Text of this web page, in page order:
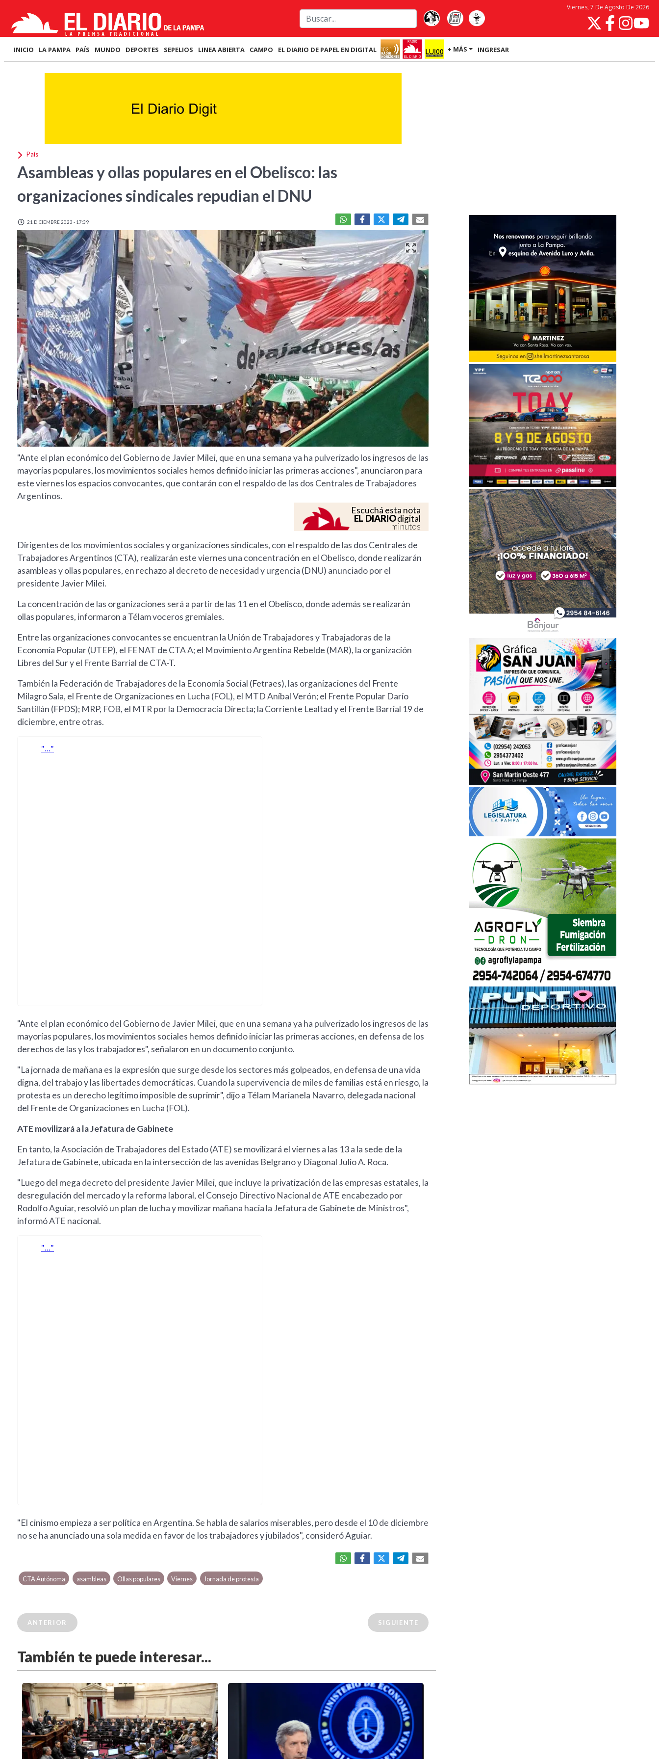
Viernes, 7 De Agosto De 2026
INICIO LA PAMPA PAÍS MUNDO DEPORTES SEPELIOS LINEA ABIERTA CAMPO EL DIARIO DE PAPEL EN DIGITAL + MÁS INGRESAR
País
Asambleas y ollas populares en el Obelisco: las
organizaciones sindicales repudian el DNU
21 DICIEMBRE 2023 - 17:39
"Ante el plan económico del Gobierno de Javier Milei, que en una semana ya ha pulverizado los ingresos de las
mayorías populares, los movimientos sociales hemos definido iniciar las primeras acciones", anunciaron para
este viernes los espacios convocantes, que contarán con el respaldo de las dos Centrales de Trabajadores
Argentinos.
Escuchá esta nota
EL DIARIOdigital
minutos
Dirigentes de los movimientos sociales y organizaciones sindicales, con el respaldo de las dos Centrales de
Trabajadores Argentinos (CTA), realizarán este viernes una concentración en el Obelisco, donde realizarán
asambleas y ollas populares, en rechazo al decreto de necesidad y urgencia (DNU) anunciado por el
presidente Javier Milei.
La concentración de las organizaciones será a partir de las 11 en el Obelisco, donde además se realizarán
ollas populares, informaron a Télam voceros gremiales.
Entre las organizaciones convocantes se encuentran la Unión de Trabajadores y Trabajadoras de la
Economía Popular (UTEP), el FENAT de CTA A; el Movimiento Argentina Rebelde (MAR), la organización
Libres del Sur y el Frente Barrial de CTA-T.
También la Federación de Trabajadores de la Economía Social (Fetraes), las organizaciones del Frente
Milagro Sala, el Frente de Organizaciones en Lucha (FOL), el MTD Aníbal Verón; el Frente Popular Darío
Santillán (FPDS); MRP, FOB, el MTR por la Democracia Directa; la Corriente Lealtad y el Frente Barrial 19 de
diciembre, entre otras.
"Ante el plan económico del Gobierno de Javier Milei, que en una semana ya ha pulverizado los ingresos de las
mayorías populares, los movimientos sociales hemos definido iniciar las primeras acciones, en defensa de los
derechos de las y los trabajadores", señalaron en un documento conjunto.
"La jornada de mañana es la expresión que surge desde los sectores más golpeados, en defensa de una vida
digna, del trabajo y las libertades democráticas. Cuando la supervivencia de miles de familias está en riesgo, la
protesta es un derecho legítimo imposible de suprimir", dijo a Télam Marianela Navarro, delegada nacional
del Frente de Organizaciones en Lucha (FOL).
ATE movilizará a la Jefatura de Gabinete
En tanto, la Asociación de Trabajadores del Estado (ATE) se movilizará el viernes a las 13 a la sede de la
Jefatura de Gabinete, ubicada en la intersección de las avenidas Belgrano y Diagonal Julio A. Roca.
"Luego del mega decreto del presidente Javier Milei, que incluye la privatización de las empresas estatales, la
desregulación del mercado y la reforma laboral, el Consejo Directivo Nacional de ATE encabezado por
Rodolfo Aguiar, resolvió un plan de lucha y movilizar mañana hacia la Jefatura de Gabinete de Ministros",
informó ATE nacional.
"El cinismo empieza a ser política en Argentina. Se habla de salarios miserables, pero desde el 10 de diciembre
no se ha anunciado una sola medida en favor de los trabajadores y jubilados", consideró Aguiar.
CTA Autónoma asambleas Ollas populares Viernes Jornada de protesta
ANTERIOR SIGUIENTE
También te puede interesar...